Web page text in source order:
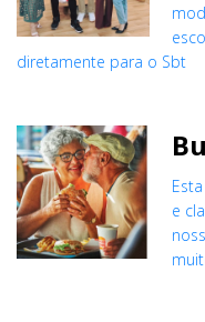
diretamente para o Sbt
e